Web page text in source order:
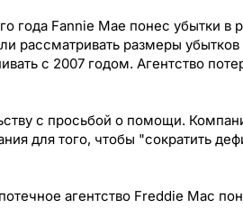
года Fannie Mae понес убытки в
рассматривать размеры убытков
с 2007 годом. Агентство
с просьбой о помощи.
для того, чтобы "сократить
агентство Freddie Mac